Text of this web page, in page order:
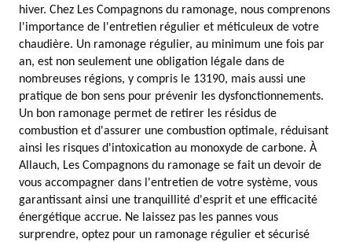
hiver. Chez Les Compagnons du ramonage, nous comprenons
l'importance de l'entretien régulier et méticuleux de votre
chaudière. Un ramonage régulier, au minimum une fois par
an, est non seulement une obligation légale dans de
nombreuses régions, y compris le 13190, mais aussi une
pratique de bon sens pour prévenir les dysfonctionnements.
Un bon ramonage permet de retirer les résidus de
combustion et d'assurer une combustion optimale, réduisant
ainsi les risques d'intoxication au monoxyde de carbone. À
Allauch, Les Compagnons du ramonage se fait un devoir de
vous accompagner dans l'entretien de votre système, vous
garantissant ainsi une tranquillité d'esprit et une efficacité
énergétique accrue. Ne laissez pas les pannes vous
surprendre, optez pour un ramonage régulier et sécurisé